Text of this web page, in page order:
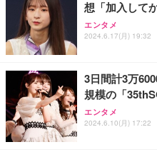
Sezlife オフィス
ワーク チェア 強
能 人間工学 椅子
務用 おしゃれ
ANDWINT オフ
ッシュ 通気性 ラ
ス圧無段階昇降
【整備済み品】
ー フルHD（
ort/VGA スピー
【MiniLED/
HOOTER
グモニター QD
Smart Basic(ス
限定】 Smart
超厚型 お徳用 ワ
アイリスオーヤ
ュラー 200枚入
想「加入して
エンタメ
2024.6.17(月) 19:32
3日間計3万
規模の「
エンタメ
2024.6.10(月) 17:22